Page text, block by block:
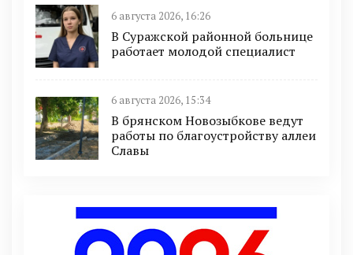
6 августа 2026, 16:26
В Суражской районной больнице
работает молодой специалист
6 августа 2026, 15:34
В брянском Новозыбкове ведут
работы по благоустройству аллеи
Славы